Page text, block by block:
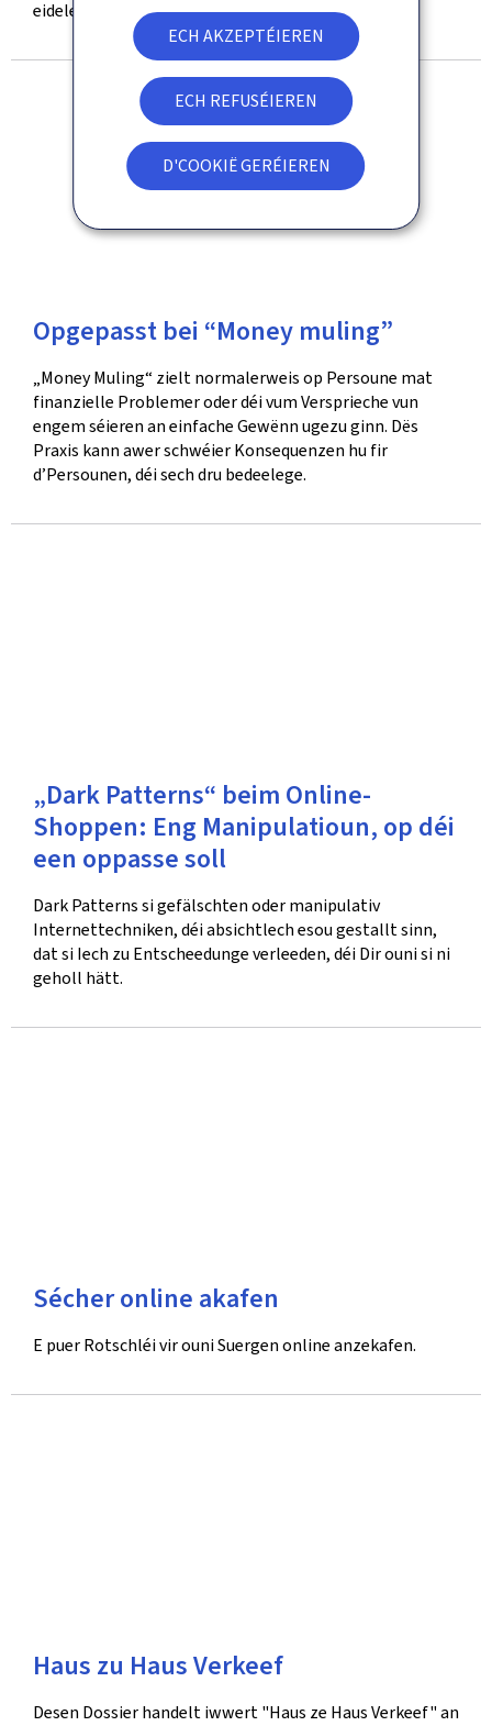
ECH AKZEPTÉIEREN
ECH REFUSÉIEREN
D'COOKIË GERÉIEREN
eidele Reklamverspriechen.
Opgepasst bei “Money muling”
„Money Muling“ zielt normalerweis op Persoune mat
finanzielle Problemer oder déi vum Versprieche vun
engem séieren an einfache Gewënn ugezu ginn. Dës
Praxis kann awer schwéier Konsequenzen hu fir
d’Persounen, déi sech dru bedeelege.
„Dark Patterns“ beim Online-
Shoppen: Eng Manipulatioun, op déi
een oppasse soll
Dark Patterns si gefälschten oder manipulativ
Internettechniken, déi absichtlech esou gestallt sinn,
dat si Iech zu Entscheedunge verleeden, déi Dir ouni si ni
geholl hätt.
Sécher online akafen
E puer Rotschléi vir ouni Suergen online anzekafen.
Haus zu Haus Verkeef
Desen Dossier handelt iwwert "Haus ze Haus Verkeef" an